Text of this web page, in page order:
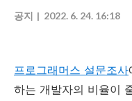
공지 2022. 6. 24. 16:18
프로그래머스 설문조사
하는 개발자의 비율이